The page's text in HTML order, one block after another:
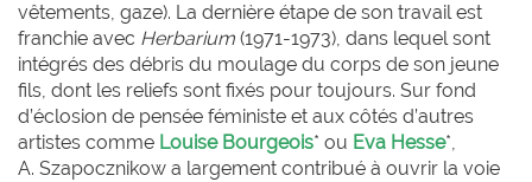
vêtements, gaze). La dernière étape de son travail est
franchie avec Herbarium (1971-1973), dans lequel sont
intégrés des débris du moulage du corps de son jeune
fils, dont les reliefs sont fixés pour toujours. Sur fond
d’éclosion de pensée féministe et aux côtés d’autres
artistes comme Louise Bourgeois* ou Eva Hesse*,
A. Szapocznikow a largement contribué à ouvrir la voie